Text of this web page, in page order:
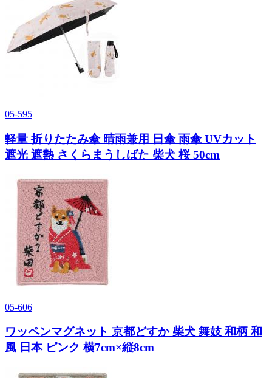
05-595
軽量 折りたたみ傘 晴雨兼用 日傘 雨傘 UVカット
遮光 遮熱 さくらまうしばた 柴犬 桜 50cm
05-606
ワッペンマグネット 京都どすか 柴犬 舞妓 和柄 和
風 日本 ピンク 横7cm×縦8cm